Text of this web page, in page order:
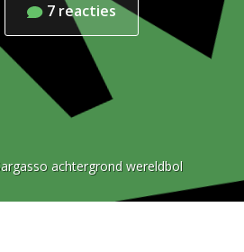
7 reacties
achtergrond wereldbol